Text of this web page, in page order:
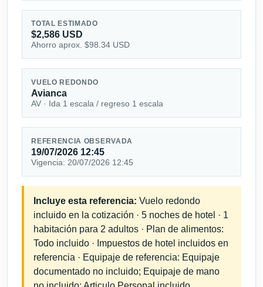
TOTAL ESTIMADO
$2,586 USD
Ahorro aprox. $98.34 USD
VUELO REDONDO
Avianca
AV · Ida 1 escala / regreso 1 escala
REFERENCIA OBSERVADA
19/07/2026 12:45
Vigencia: 20/07/2026 12:45
Incluye esta referencia: Vuelo redondo
incluido en la cotización · 5 noches de hotel · 1
habitación para 2 adultos · Plan de alimentos:
Todo incluido · Impuestos de hotel incluidos en
referencia · Equipaje de referencia: Equipaje
documentado no incluido; Equipaje de mano